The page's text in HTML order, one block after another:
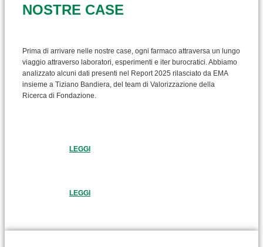
NOSTRE CASE
Prima di arrivare nelle nostre case, ogni farmaco attraversa un lungo
viaggio attraverso laboratori, esperimenti e iter burocratici. Abbiamo
analizzato alcuni dati presenti nel Report 2025 rilasciato da EMA
insieme a Tiziano Bandiera, del team di Valorizzazione della
Ricerca di Fondazione.
LEGGI
LEGGI